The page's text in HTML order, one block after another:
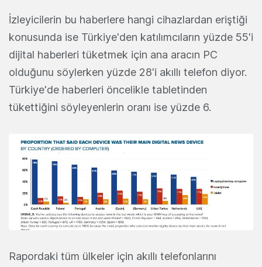
İzleyicilerin bu haberlere hangi cihazlardan eriştiği
konusunda ise Türkiye'den katılımcıların yüzde 55'i
dijital haberleri tüketmek için ana aracın PC
olduğunu söylerken yüzde 28'i akıllı telefon diyor.
Türkiye'de haberleri öncelikle tabletinden
tükettiğini söyleyenlerin oranı ise yüzde 6.
Rapordaki tüm ülkeler için akıllı telefonlarını